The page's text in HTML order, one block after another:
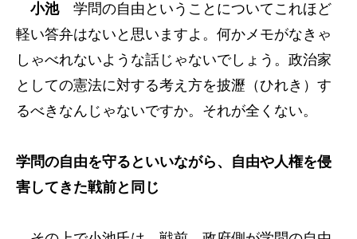
小池学問の自由ということについてこれほど
軽い答弁はないと思いますよ。何かメモがなきゃ
しゃべれないような話じゃないでしょう。政治家
としての憲法に対する考え方を披瀝（ひれき）す
るべきなんじゃないですか。それが全くない。
学問の自由を守るといいながら、自由や人権を侵
害してきた戦前と同じ